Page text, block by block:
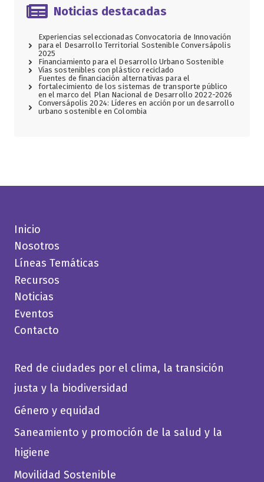
Noticias destacadas
Experiencias seleccionadas Convocatoria de Innovación
para el Desarrollo Territorial Sostenible Conversápolis
2025
Financiamiento para el Desarrollo Urbano Sostenible
Vías sostenibles con plástico reciclado
Fuentes de financiación alternativas para el
fortalecimiento de los sistemas de transporte público
en el marco del Plan Nacional de Desarrollo 2022-2026
Conversápolis 2024: Líderes en acción por un desarrollo
urbano sostenible en Colombia
Inicio
Nosotros
Líneas Temáticas
Recursos
Noticias
Eventos
Contacto
Red de ciudades por el clima, la transición
justa y la biodiversidad
Género y equidad
Saneamiento y promoción de la salud y la
higiene
Movilidad Sostenible